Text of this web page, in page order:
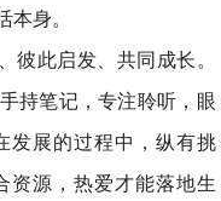
本身。
彼此启发、共同成长。
持笔记，专注聆听，眼
发展的过程中，纵有挑
资源，热爱才能落地生